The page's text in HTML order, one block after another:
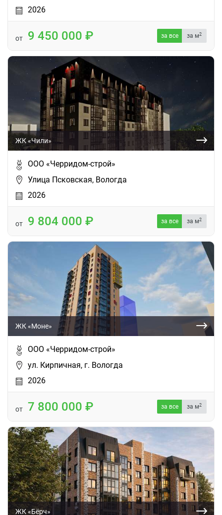
2026
от 9 450 000 за все за м2
ЖК «Чили»
ООО «Черридом-строй»
Улица Псковская, Вологда
2026
от 9 804 000 за все за м2
ЖК «Моне»
ООО «Черридом-строй»
ул. Кирпичная, г. Вологда
2026
от 7 800 000 за все за м2
ЖК «Бёрч»